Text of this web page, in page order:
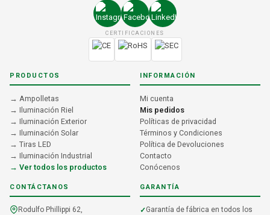
CERTIFICACIONES
PRODUCTOS
→ Ampolletas
→ Iluminación Riel
→ Iluminación Exterior
→ Iluminación Solar
→ Tiras LED
→ Iluminación Industrial
→ Ver todos los productos
INFORMACIÓN
Mi cuenta
Mis pedidos
Políticas de privacidad
Términos y Condiciones
Política de Devoluciones
Contacto
Conócenos
CONTÁCTANOS
Rodulfo Phillippi 62,
GARANTÍA
Garantía de fábrica en todos los